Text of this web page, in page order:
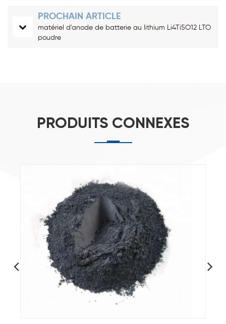
PROCHAIN ARTICLE
matériel d'anode de batterie au lithium Li4Ti5O12 LTO
poudre
PRODUITS CONNEXES